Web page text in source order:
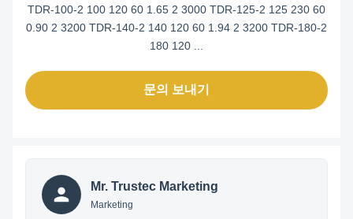
TDR-100-2 100 120 60 1.65 2 3000 TDR-125-2 125 230 60
0.90 2 3200 TDR-140-2 140 120 60 1.94 2 3200 TDR-180-2
180 120 ...
문의 보내기
Mr. Trustec Marketing
Marketing